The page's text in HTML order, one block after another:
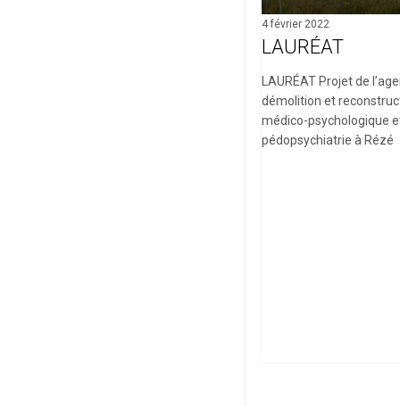
4 février 2022
LAURÉAT
LAURÉAT Projet de
démolition et
médico-psychologique
pédopsychiatrie à Rézé